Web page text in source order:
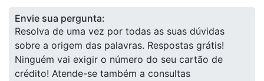
Envie sua pergunta:
Resolva de uma vez por todas as suas dúvidas
sobre a origem das palavras. Respostas grátis!
Ninguém vai exigir o número do seu cartão de
crédito! Atende-se também a consultas